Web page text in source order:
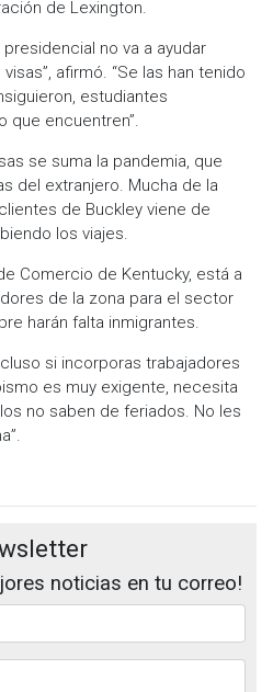
de Lexington.
no va a ayudar
afirmó. “Se las han tenido
estudiantes
que encuentren”.
se suma la pandemia, que
del extranjero. Mucha de la
de Buckley viene de
los viajes.
Comercio de Kentucky, está a
de la zona para el sector
harán falta inmigrantes.
si incorporas trabajadores
es muy exigente, necesita
no saben de feriados. No les
noticias en tu correo!